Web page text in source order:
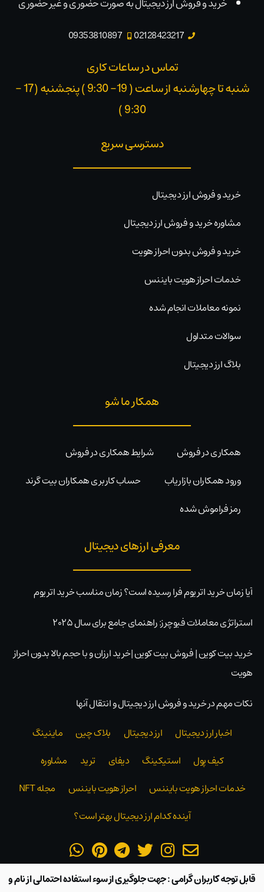
خرید و فروش ارز دیجیتال به صورت حضوری و غیر حضوری
02128423217
09353810897
تماس در ساعات کاری
شنبه تا چهارشنبه از ساعت ( 19- 9:30 ) پنجشنبه (17 -
9:30 )​
دسترسی سریع
خرید و فروش ارز دیجیتال
مشاوره خرید و فروش ارز دیجیتال
خرید و فروش بدون احراز هویت
خدمات احراز هویت بایننس
نمونه معاملات انجام شده
سوالات متداول
بلاگ ارز دیجیتال
همکار ما شو
همکاری در فروش
شرایط همکاری در فروش
ورود همکاران بازاریاب
حساب کاربری همکاران بیت گرند
رمز فراموش شده
معرفی ارزهای دیجیتال
آیا زمان خرید اتریوم فرا رسیده است؟ زمان مناسب خرید اتریوم
استراتژی معاملات فیوچرز: راهنمای جامع برای سال ۲۰۲۵
خرید بیت کوین | فروش بیت کوین |خرید ارزان و با حجم بالا بدون احراز
هویت
نکات مهم در خرید و فروش ارز دیجیتال و انتقال آنها
اخبار ارز دیجیتال
ارز دیجیتال بلاک‌ چین
ماینینگ
کیف پول
استیکینگ دیفای ترید
مشاوره
خدمات احراز هویت بایننس
احراز هویت بایننس
مجله NFT
آینده کدام ارز دیجیتال بهتر است؟
قابل توجه کاربران گرامی : جهت جلوگیری از سوء استفاده احتمالی از نام و